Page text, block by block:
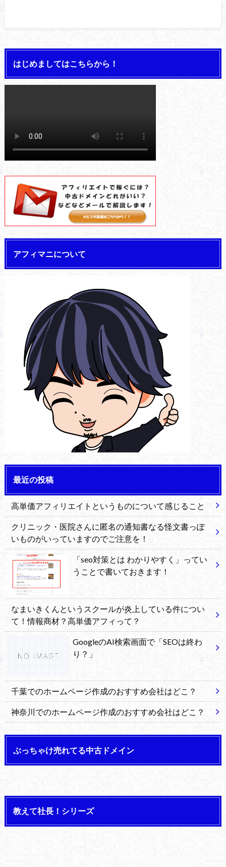
はじめましてはこちらから！
アフィマニについて
最近の投稿
高単価アフィリエイトというものについて感じること
クリニック・医院さんに匿名の通知書なる怪文書っぽ
いものがいっていますのでご注意を！
「seo対策とは わかりやすく」ってい
うことで書いておきます！
なまいきくんというスクールが炎上している件につい
て！情報商材？高単価アフィって？
GoogleのAI検索画面で「SEOは終わ
り？」
千葉でのホームページ作成のおすすめ会社はどこ？
神奈川でのホームページ作成のおすすめ会社はどこ？
ぶっちゃけ売れてる中古ドメイン
教えて社長！シリーズ